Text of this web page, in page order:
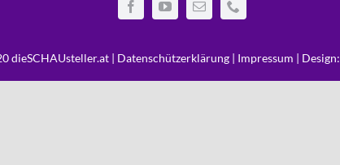
dieSCHAUsteller.at | Datenschützerklärung | Impressum | Design: